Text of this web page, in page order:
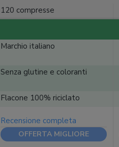
120 compresse
Marchio italiano
Senza glutine e coloranti
Flacone 100% riciclato
Recensione completa
OFFERTA MIGLIORE